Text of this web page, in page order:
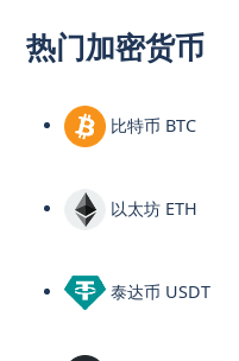
热门加密货币
比特币 BTC
以太坊 ETH
泰达币 USDT